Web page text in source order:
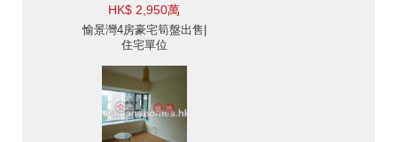
HK$ 2,950萬
愉景灣4房豪宅筍盤出售|
住宅單位